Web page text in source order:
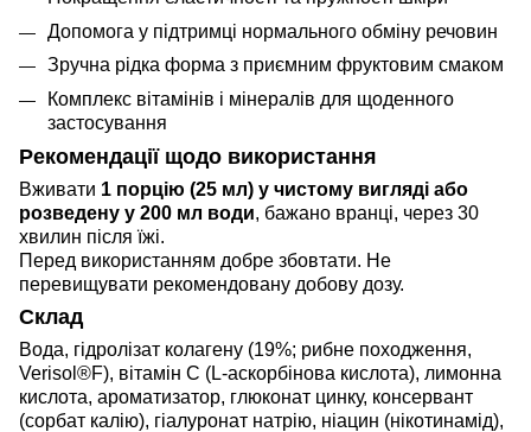
Допомога у підтримці нормального обміну речовин
Зручна рідка форма з приємним фруктовим смаком
Комплекс вітамінів і мінералів для щоденного
застосування
Рекомендації щодо використання
Вживати 1 порцію (25 мл) у чистому вигляді або
розведену у 200 мл води, бажано вранці, через 30
хвилин після їжі.
Перед використанням добре збовтати. Не
перевищувати рекомендовану добову дозу.
Склад
Вода, гідролізат колагену (19%; рибне походження,
Verisol®F), вітамін C (L-аскорбінова кислота), лимонна
кислота, ароматизатор, глюконат цинку, консервант
(сорбат калію), гіалуронат натрію, ніацин (нікотинамід),